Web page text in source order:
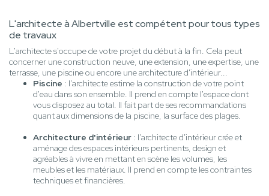
L'architecte à Albertville est compétent pour tous types
de travaux
L'architecte s'occupe de votre projet du début à la fin. Cela peut
concerner une construction neuve, une extension, une expertise, une
terrasse, une piscine ou encore une architecture d'intérieur...
Piscine : l'architecte estime la construction de votre point
d'eau dans son ensemble. Il prend en compte l'espace dont
vous disposez au total. Il fait part de ses recommandations
quant aux dimensions de la piscine, la surface des plages.
Architecture d'intérieur : l'architecte d'intérieur crée et
aménage des espaces intérieurs pertinents, design et
agréables à vivre en mettant en scène les volumes, les
meubles et les matériaux. Il prend en compte les contraintes
techniques et financières.